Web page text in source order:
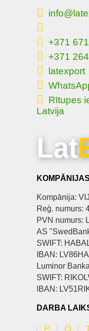
+371
+371
latexport
Rītupes
Latvija
Lat
Kompānija:
Reģ. numurs:
PVN numurs:
AS
SWIFT:
IBAN:
Luminor Banka
SWIFT:
IBAN:
DARBA
P O